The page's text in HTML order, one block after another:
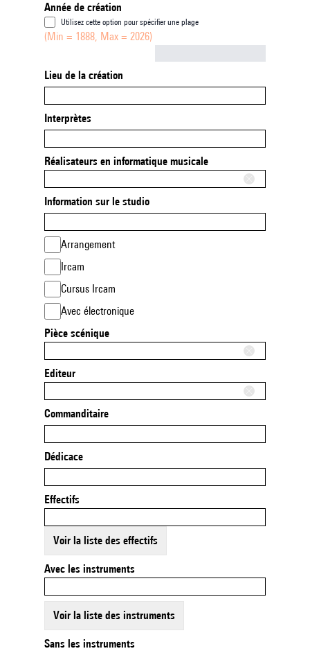
Année de création
Utilisez cette option pour spécifier une plage
(Min = 1888, Max = 2026)
Lieu de la création
Interprètes
Réalisateurs en informatique musicale
Information sur le studio
Arrangement
Ircam
Cursus Ircam
Avec électronique
Pièce scénique
Editeur
Commanditaire
Dédicace
Effectifs
Voir la liste des effectifs
Avec les instruments
Voir la liste des instruments
Sans les instruments